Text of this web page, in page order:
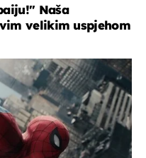
Naša
velikim uspjehom